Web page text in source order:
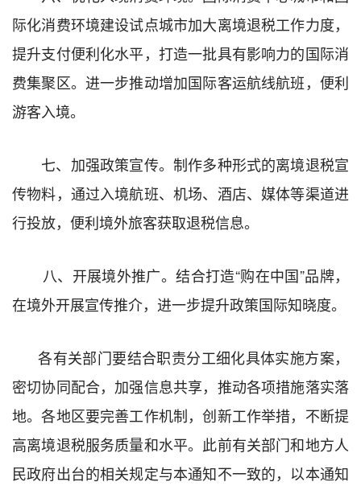
际化消费环境建设试点城市加大离境退税工作力度，
提升支付便利化水平，打造一批具有影响力的国际消
费集聚区。进一步推动增加国际客运航线航班，便利
游客入境。
七、加强政策宣传。 制作多种形式的离境退税宣
传物料，通过入境航班、机场、酒店、媒体等渠道进
行投放，便利境外旅客获取退税信息。
八、开展境外推广。结合打造“购在中国”品牌，
在境外开展宣传推介，进一步提升政策国际知晓度。
各有关部门要结合职责分工细化具体实施方案，
密切协同配合，加强信息共享， 推动各项措施落实落
地。各地区要完善工作机制，创新工作举措，不断提
高离境退税服务质量和水平。此前有关部门和地方人
民政府出台的相关规定与本通知不一致的，以本通知